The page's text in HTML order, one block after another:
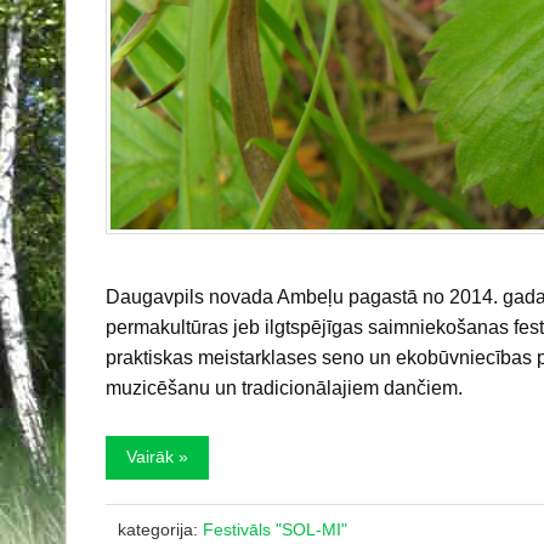
Daugavpils novada Ambeļu pagastā no 2014.
permakultūras jeb ilgtspējīgas saimniekošanas
praktiskas meistarklases seno un
muzicēšanu un tradicionālajiem dančiem.
Vairāk »
kategorija: Festivāls "SOL-MI"